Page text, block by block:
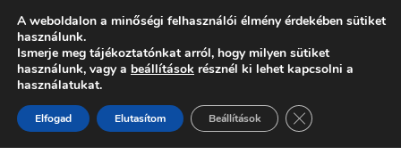
A weboldalon a minőségi felhasználói élmény érdekében sütiket
használunk.
Ismerje meg tájékoztatónkat arról, hogy milyen sütiket
használunk, vagy a beállítások résznél ki lehet kapcsolni a
használatukat.
Elfogad Elutasítom Beállítások Close GDPR